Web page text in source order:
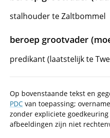
stalhouder te Zaltbommel
beroep grootvader
predikant (laatstelijk te
Op bovenstaande tekst en
PDC van toepassing;
zonder expliciete
afbeeldingen zijn niet